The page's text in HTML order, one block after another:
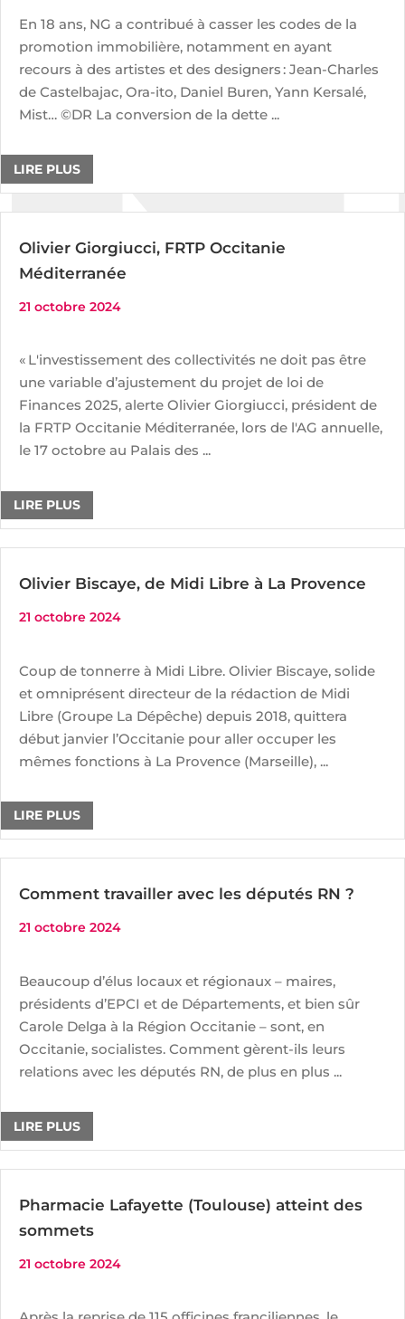
En 18 ans, NG a contribué à casser les codes de la
promotion immobilière, notamment en ayant
recours à des artistes et des designers : Jean-Charles
de Castelbajac, Ora-ito, Daniel Buren, Yann Kersalé,
Mist… ©DR La conversion de la dette ...
LIRE PLUS
Olivier Giorgiucci, FRTP Occitanie
Méditerranée
21 octobre 2024
« L'investissement des collectivités ne doit pas être
une variable d’ajustement du projet de loi de
Finances 2025, alerte Olivier Giorgiucci, président de
la FRTP Occitanie Méditerranée, lors de l'AG annuelle,
le 17 octobre au Palais des ...
LIRE PLUS
Olivier Biscaye, de Midi Libre à La Provence
21 octobre 2024
Coup de tonnerre à Midi Libre. Olivier Biscaye, solide
et omniprésent directeur de la rédaction de Midi
Libre (Groupe La Dépêche) depuis 2018, quittera
début janvier l’Occitanie pour aller occuper les
mêmes fonctions à La Provence (Marseille), ...
LIRE PLUS
Comment travailler avec les députés RN ?
21 octobre 2024
Beaucoup d’élus locaux et régionaux – maires,
présidents d’EPCI et de Départements, et bien sûr
Carole Delga à la Région Occitanie – sont, en
Occitanie, socialistes. Comment gèrent-ils leurs
relations avec les députés RN, de plus en plus ...
LIRE PLUS
Pharmacie Lafayette (Toulouse) atteint des
sommets
21 octobre 2024